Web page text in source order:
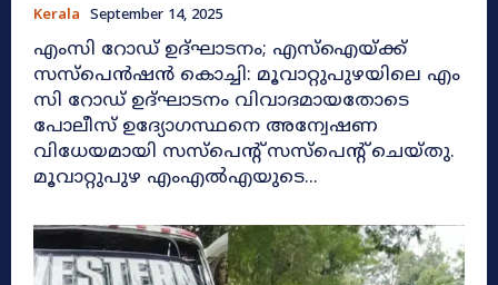
Kerala September 14, 2025
എംസി റോഡ് ഉദ്ഘാടനം; എസ്ഐയ്ക്ക്
സസ്പെൻഷൻ കൊച്ചി: മൂവാറ്റുപുഴയിലെ എം
സി റോഡ് ഉദ്ഘാടനം വിവാദമായതോടെ
പോലീസ് ഉദ്യോഗസ്ഥനെ അന്വേഷണ
വിധേയമായി സസ്‌പെന്റ് സസ്‌പെന്റ് ചെയ്തു.
മൂവാറ്റുപുഴ എംഎൽഎയുടെ...